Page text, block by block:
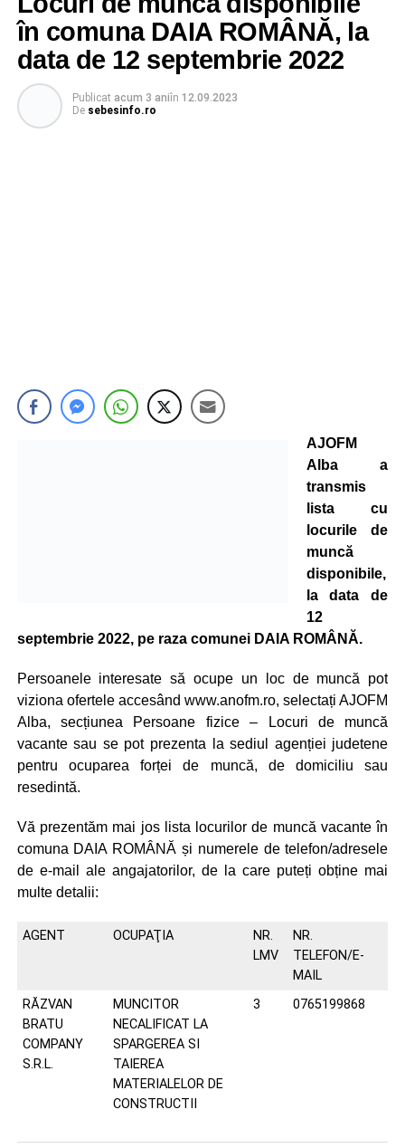
în comuna DAIA ROMÂNĂ, la
data de 12 septembrie 2022
Publicat acum 3 aniîn 12.09.2023
De sebesinfo.ro
AJOFM
Alba a
transmis
lista cu
locurile de
muncă
disponibile,
la data de
12
septembrie 2022, pe raza comunei DAIA ROMÂNĂ.
Persoanele interesate să ocupe un loc de muncă pot
viziona ofertele accesând www.anofm.ro, selectați AJOFM
Alba, secțiunea Persoane fizice – Locuri de muncă
vacante sau se pot prezenta la sediul agenției judetene
pentru ocuparea forței de muncă, de domiciliu sau
resedintă.
Vă prezentăm mai jos lista locurilor de muncă vacante în
comuna DAIA ROMÂNĂ și numerele de telefon/adresele
de e-mail ale angajatorilor, de la care puteți obține mai
multe detalii:
AGENT OCUPAŢIA
NR.
LMV
NR.
TELEFON/E-
MAIL
RĂZVAN
BRATU
COMPANY
S.R.L.
MUNCITOR
NECALIFICAT LA
SPARGEREA SI
TAIEREA
MATERIALELOR DE
CONSTRUCTII
3 0765199868